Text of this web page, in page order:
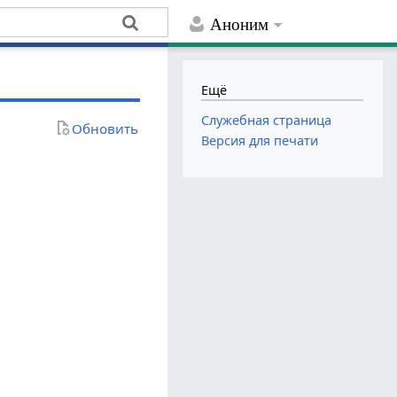
Аноним
Обновить
Ещё
Служебная страница
Версия для печати